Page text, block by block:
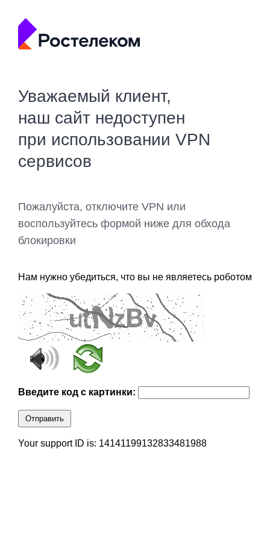
Уважаемый клиент,
наш сайт недоступен
при использовании VPN
сервисов
Пожалуйста, отключите VPN или
воспользуйтесь формой ниже для обхода
блокировки
Нам нужно убедиться, что вы не являетесь роботом
Введите код с картинки:
Отправить
Your support ID is: 14141199132833481988